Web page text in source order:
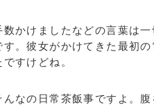
かけましたなどの言葉は
す。彼女がかけてきた最初
すけどね。
なの日常茶飯事ですよ。